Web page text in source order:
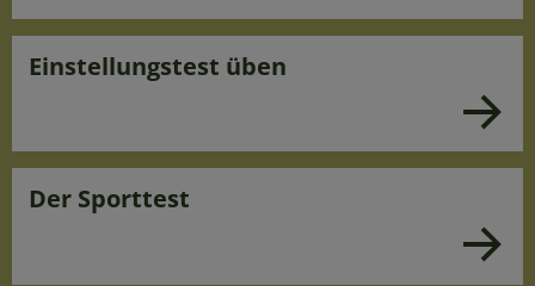
Einstellungstest üben
Der Sporttest